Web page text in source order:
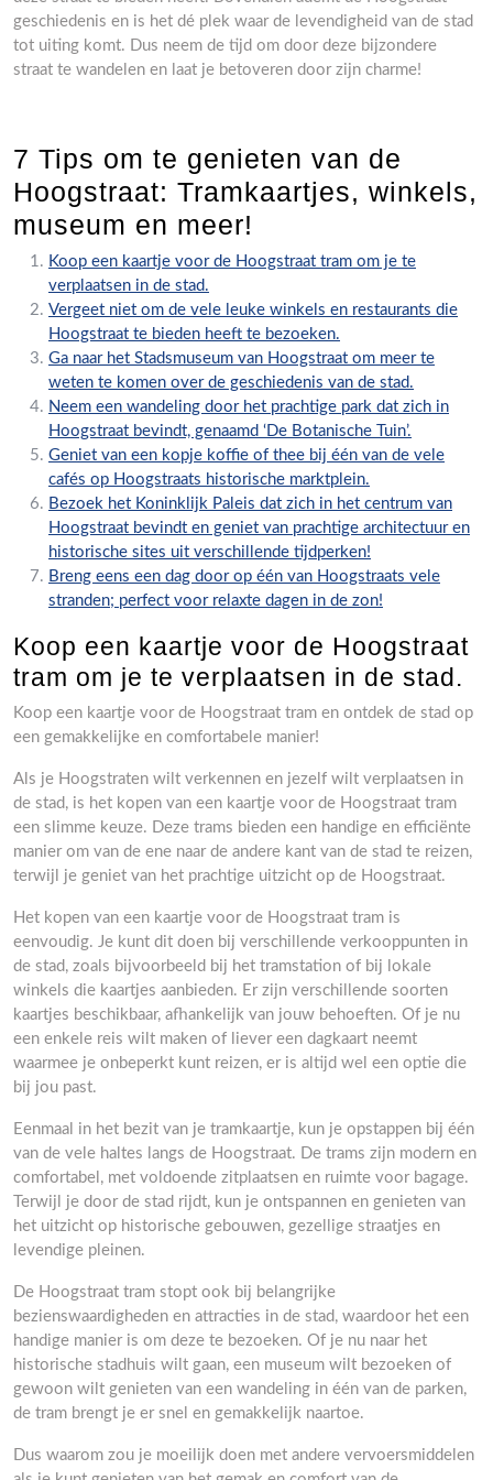
geschiedenis en is het dé plek waar de levendigheid van de stad
tot uiting komt. Dus neem de tijd om door deze bijzondere
straat te wandelen en laat je betoveren door zijn charme!
7 Tips om te genieten van de
Hoogstraat: Tramkaartjes, winkels,
museum en meer!
Koop een kaartje voor de Hoogstraat tram om je te
verplaatsen in de stad.
Vergeet niet om de vele leuke winkels en restaurants die
Hoogstraat te bieden heeft te bezoeken.
Ga naar het Stadsmuseum van Hoogstraat om meer te
weten te komen over de geschiedenis van de stad.
Neem een wandeling door het prachtige park dat zich in
Hoogstraat bevindt, genaamd ‘De Botanische Tuin’.
Geniet van een kopje koffie of thee bij één van de vele
cafés op Hoogstraats historische marktplein.
Bezoek het Koninklijk Paleis dat zich in het centrum van
Hoogstraat bevindt en geniet van prachtige architectuur en
historische sites uit verschillende tijdperken!
Breng eens een dag door op één van Hoogstraats vele
stranden; perfect voor relaxte dagen in de zon!
Koop een kaartje voor de Hoogstraat
tram om je te verplaatsen in de stad.
Koop een kaartje voor de Hoogstraat tram en ontdek de stad op
een gemakkelijke en comfortabele manier!
Als je Hoogstraten wilt verkennen en jezelf wilt verplaatsen in
de stad, is het kopen van een kaartje voor de Hoogstraat tram
een slimme keuze. Deze trams bieden een handige en efficiënte
manier om van de ene naar de andere kant van de stad te reizen,
terwijl je geniet van het prachtige uitzicht op de Hoogstraat.
Het kopen van een kaartje voor de Hoogstraat tram is
eenvoudig. Je kunt dit doen bij verschillende verkooppunten in
de stad, zoals bijvoorbeeld bij het tramstation of bij lokale
winkels die kaartjes aanbieden. Er zijn verschillende soorten
kaartjes beschikbaar, afhankelijk van jouw behoeften. Of je nu
een enkele reis wilt maken of liever een dagkaart neemt
waarmee je onbeperkt kunt reizen, er is altijd wel een optie die
bij jou past.
Eenmaal in het bezit van je tramkaartje, kun je opstappen bij één
van de vele haltes langs de Hoogstraat. De trams zijn modern en
comfortabel, met voldoende zitplaatsen en ruimte voor bagage.
Terwijl je door de stad rijdt, kun je ontspannen en genieten van
het uitzicht op historische gebouwen, gezellige straatjes en
levendige pleinen.
De Hoogstraat tram stopt ook bij belangrijke
bezienswaardigheden en attracties in de stad, waardoor het een
handige manier is om deze te bezoeken. Of je nu naar het
historische stadhuis wilt gaan, een museum wilt bezoeken of
gewoon wilt genieten van een wandeling in één van de parken,
de tram brengt je er snel en gemakkelijk naartoe.
Dus waarom zou je moeilijk doen met andere vervoersmiddelen